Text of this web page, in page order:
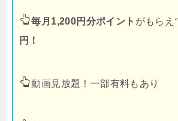
毎月1,200円分ポイント がもらえ
円！
動画見放題！一部有料もあり